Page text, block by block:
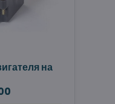
на